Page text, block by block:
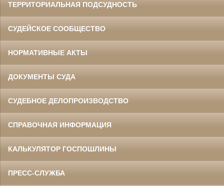
ТЕРРИТОРИАЛЬНАЯ ПОДСУДНОСТЬ
СУДЕЙСКОЕ СООБЩЕСТВО
НОРМАТИВНЫЕ АКТЫ
ДОКУМЕНТЫ СУДА
СУДЕБНОЕ ДЕЛОПРОИЗВОДСТВО
СПРАВОЧНАЯ ИНФОРМАЦИЯ
КАЛЬКУЛЯТОР ГОСПОШЛИНЫ
ПРЕСС-СЛУЖБА